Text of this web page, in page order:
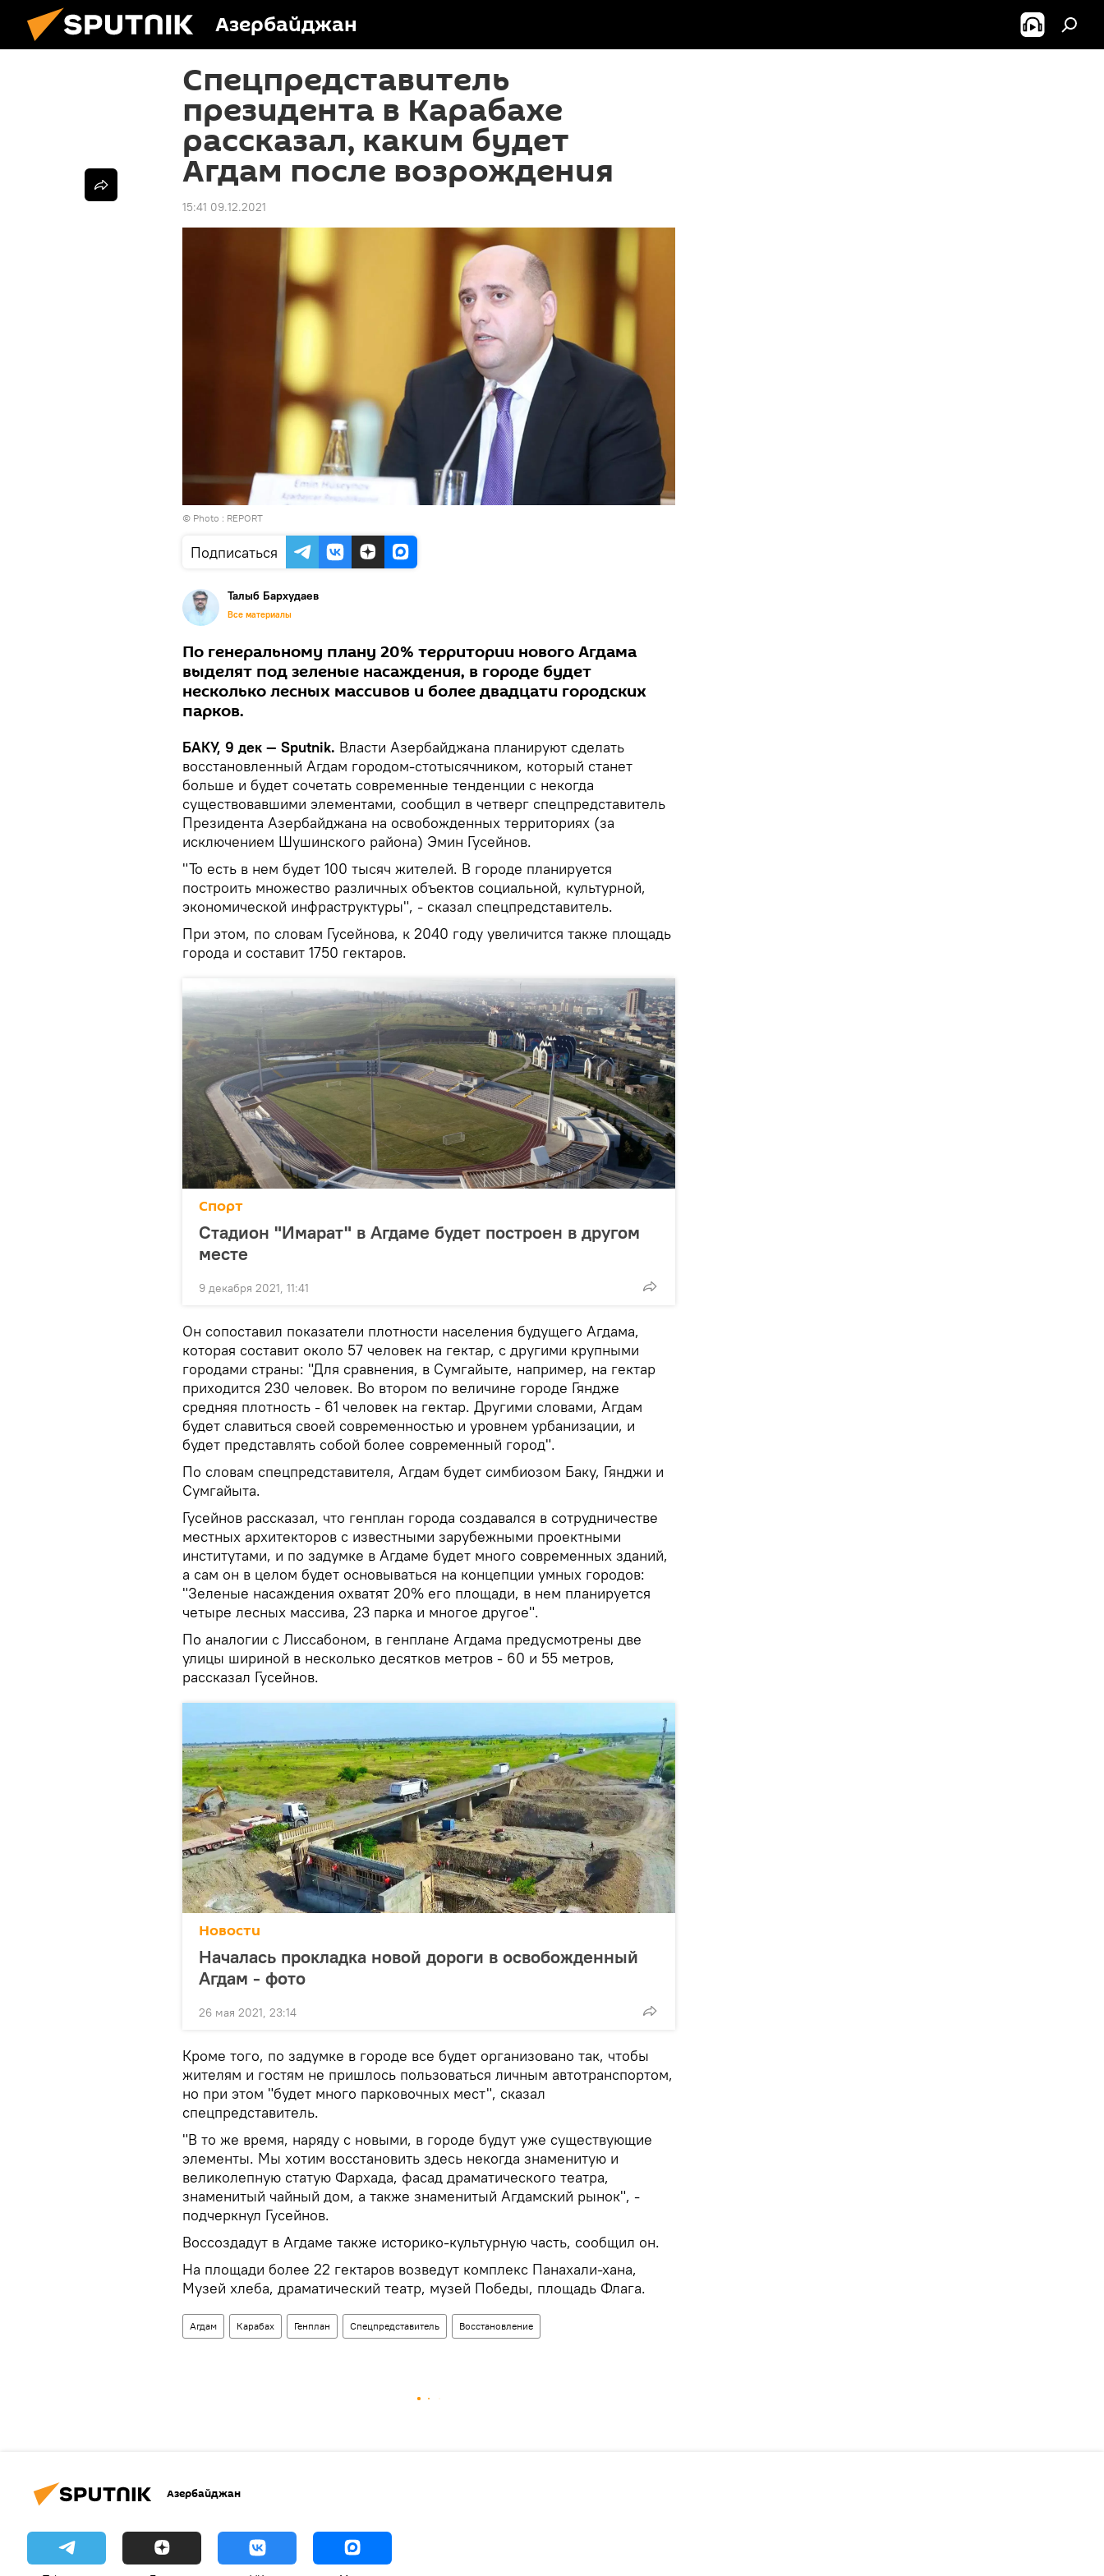
Азербайджан
Спецпредставитель
президента в Карабахе
рассказал, каким будет
Агдам после возрождения
15:41 09.12.2021
© Photo : REPORT
Подписаться
Талыб Бархудаев
Все материалы
По генеральному плану 20% территории нового Агдама
выделят под зеленые насаждения, в городе будет
несколько лесных массивов и более двадцати городских
парков.
БАКУ, 9 дек — Sputnik. Власти Азербайджана планируют сделать
восстановленный Агдам городом-стотысячником, который станет
больше и будет сочетать современные тенденции с некогда
существовавшими элементами, сообщил в четверг спецпредставитель
Президента Азербайджана на освобожденных территориях (за
исключением Шушинского района) Эмин Гусейнов.
"То есть в нем будет 100 тысяч жителей. В городе планируется
построить множество различных объектов социальной, культурной,
экономической инфраструктуры", - сказал спецпредставитель.
При этом, по словам Гусейнова, к 2040 году увеличится также площадь
города и составит 1750 гектаров.
Спорт
Стадион "Имарат" в Агдаме будет построен в другом
месте
9 декабря 2021, 11:41
Он сопоставил показатели плотности населения будущего Агдама,
которая составит около 57 человек на гектар, с другими крупными
городами страны: "Для сравнения, в Сумгайыте, например, на гектар
приходится 230 человек. Во втором по величине городе Гяндже
средняя плотность - 61 человек на гектар. Другими словами, Агдам
будет славиться своей современностью и уровнем урбанизации, и
будет представлять собой более современный город".
По словам спецпредставителя, Агдам будет симбиозом Баку, Гянджи и
Сумгайыта.
Гусейнов рассказал, что генплан города создавался в сотрудничестве
местных архитекторов с известными зарубежными проектными
институтами, и по задумке в Агдаме будет много современных зданий,
а сам он в целом будет основываться на концепции умных городов:
"Зеленые насаждения охватят 20% его площади, в нем планируется
четыре лесных массива, 23 парка и многое другое".
По аналогии с Лиссабоном, в генплане Агдама предусмотрены две
улицы шириной в несколько десятков метров - 60 и 55 метров,
рассказал Гусейнов.
Новости
Началась прокладка новой дороги в освобожденный
Агдам - фото
26 мая 2021, 23:14
Кроме того, по задумке в городе все будет организовано так, чтобы
жителям и гостям не пришлось пользоваться личным автотранспортом,
но при этом "будет много парковочных мест", сказал
спецпредставитель.
"В то же время, наряду с новыми, в городе будут уже существующие
элементы. Мы хотим восстановить здесь некогда знаменитую и
великолепную статую Фархада, фасад драматического театра,
знаменитый чайный дом, а также знаменитый Агдамский рынок", -
подчеркнул Гусейнов.
Воссоздадут в Агдаме также историко-культурную часть, сообщил он.
На площади более 22 гектаров возведут комплекс Панахали-хана,
Музей хлеба, драматический театр, музей Победы, площадь Флага.
Агдам Карабах Генплан Спецпредставитель Восстановление
Азербайджан